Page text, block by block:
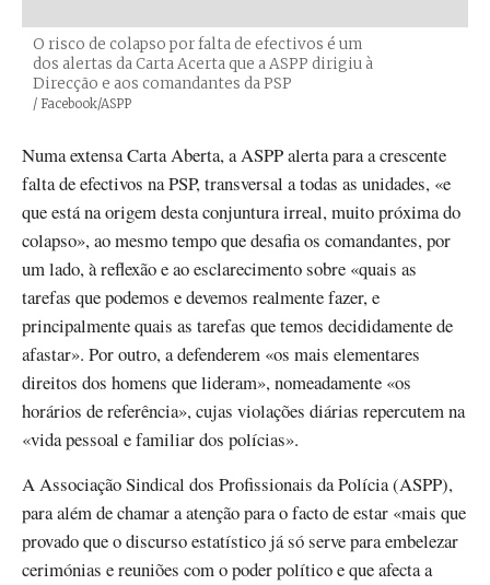
O risco de colapso por falta de efectivos é um
dos alertas da Carta Acerta que a ASPP dirigiu à
Direcção e aos comandantes da PSP
Créditos
/ Facebook/ASPP
Numa extensa Carta Aberta, a ASPP alerta para a crescente
falta de efectivos na PSP, transversal a todas as unidades, «e
que está na origem desta conjuntura irreal, muito próxima do
colapso», ao mesmo tempo que desafia os comandantes, por
um lado, à reflexão e ao esclarecimento sobre «quais as
tarefas que podemos e devemos realmente fazer, e
principalmente quais as tarefas que temos decididamente de
afastar». Por outro, a defenderem «os mais elementares
direitos dos homens que lideram», nomeadamente «os
horários de referência», cujas violações diárias repercutem na
«vida pessoal e familiar dos polícias».
A Associação Sindical dos Profissionais da Polícia (ASPP),
para além de chamar a atenção para o facto de estar «mais que
provado que o discurso estatístico já só serve para embelezar
cerimónias e reuniões com o poder político e que afecta a